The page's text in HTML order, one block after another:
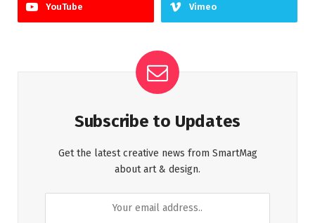
YouTube Vimeo
Subscribe to Updates
Get the latest creative news from SmartMag
about art & design.